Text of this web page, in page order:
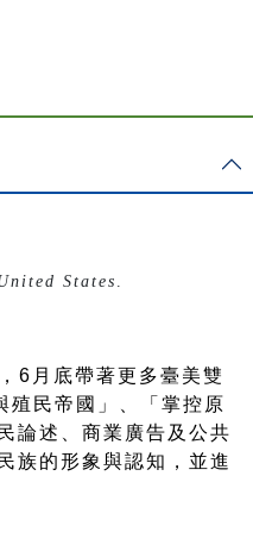
States .
6月底帶著更多臺美雙
殖民帝國」、「掌控原
論述、商業廣告及公共
族的形象與認知，並進